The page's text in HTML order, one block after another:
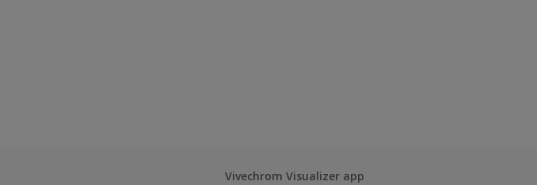
Vivechrom Visualizer app